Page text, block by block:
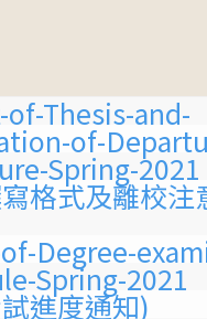
of-Thesis-and-
of-
Spring-2021
格式及離校注
Degree-
Spring-2021
進度通知)